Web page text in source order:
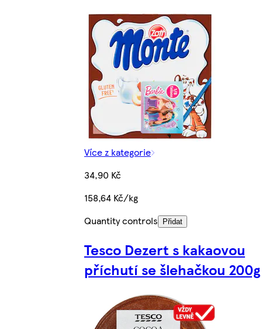
Více z kategorie
34,90 Kč
158,64 Kč/kg
Quantity controls
Přidat
Tesco Dezert s kakaovou
příchutí se šlehačkou 200g